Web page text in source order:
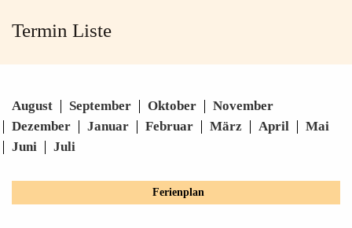
Termin Liste
August September Oktober
November
Dezember
Januar Februar März April
Mai
Juni
Juli
Ferienplan